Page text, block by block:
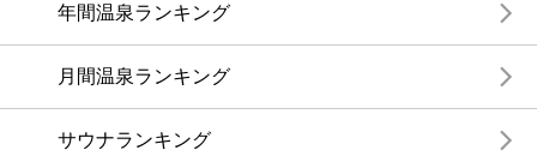
年間温泉ランキング
月間温泉ランキング
サウナランキング